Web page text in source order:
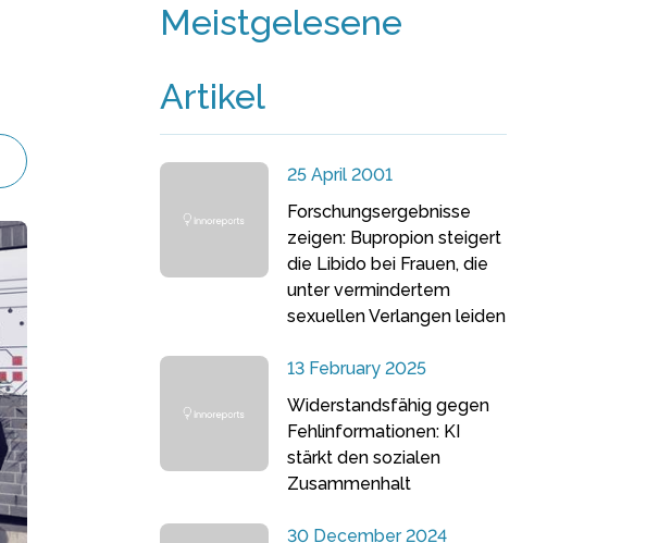
Meistgelesene
Artikel
25 April 2001
Forschungsergebnisse
zeigen: Bupropion steigert
die Libido bei Frauen, die
unter vermindertem
sexuellen Verlangen leiden
13 February 2025
Widerstandsfähig gegen
Fehlinformationen: KI
stärkt den sozialen
Zusammenhalt
30 December 2024